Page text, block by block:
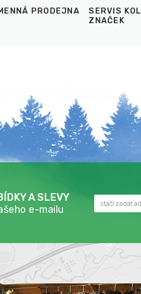
PRODEJNA
SERVIS
ZNAČEK
A SLEVY
e-mailu